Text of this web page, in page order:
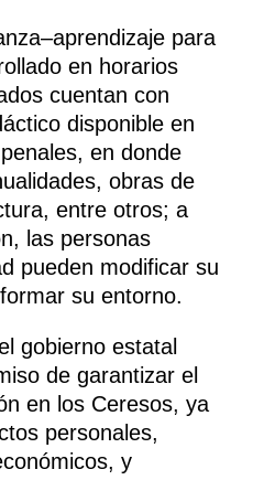
para
en horarios
cuentan con
disponible en
en donde
obras de
entre otros; a
las personas
pueden modificar su
su entorno.
gobierno estatal
de garantizar el
en los Ceresos, ya
personales,
y